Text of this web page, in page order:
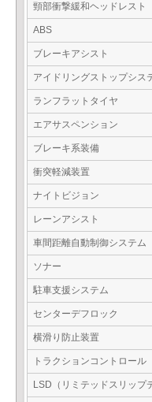
頸部衝撃緩和ヘッドレスト
ABS
ブレーキアシスト
アイドリングストップシス
ランフラットタイヤ
エアサスペンション
ブレーキ系装備
衝突軽減装置
ナイトビジョン
レーンアシスト
車間距離自動制御システム
ソナー
駐車支援システム
センターデフロック
横滑り防止装置
トラクションコントロール
LSD（リミテッドスリップ